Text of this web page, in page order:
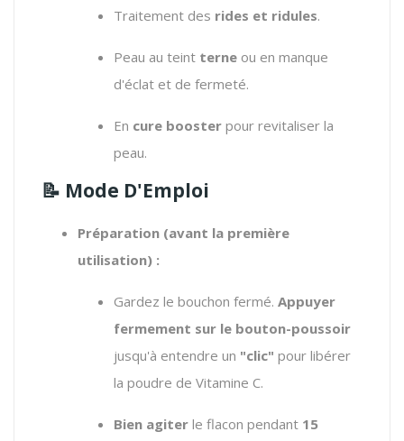
Traitement des rides et ridules.
Peau au teint terne ou en manque
d'éclat et de fermeté.
En cure booster pour revitaliser la
peau.
📝 Mode D'Emploi
Préparation (avant la première
utilisation) :
Gardez le bouchon fermé. Appuyer
fermement sur le bouton-poussoir
jusqu'à entendre un "clic" pour libérer
la poudre de Vitamine C.
Bien agiter le flacon pendant 15